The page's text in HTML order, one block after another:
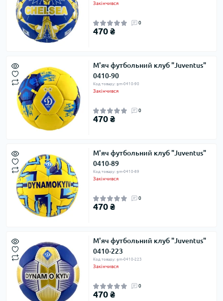
Закінчився
0
470 ₴
М'яч футбольний клуб "Juventus"
0410-90
Код товару: gm-0410-90
Закінчився
0
470 ₴
М'яч футбольний клуб "Juventus"
0410-89
Код товару: gm-0410-89
Закінчився
0
470 ₴
М'яч футбольний клуб "Juventus"
0410-223
Код товару: gm-0410-223
Закінчився
0
470 ₴